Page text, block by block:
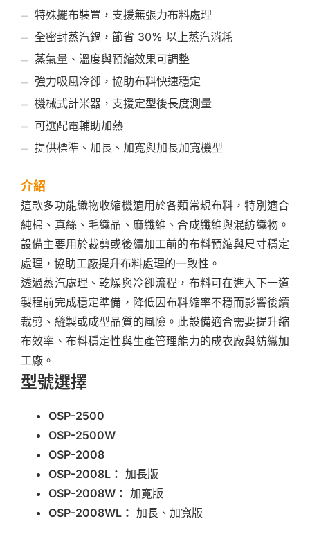
特殊擺布裝置，支援無張力布料處理
全密封蒸汽鍋，節省 30% 以上蒸汽消耗
蒸氣量、溫度與預縮效果可調整
強力吸風冷卻，協助布料快速穩定
機械式計米器，支援定型後長度測量
可選配電輔助加熱
提供標準、加長、加寬與加長加寬機型
介紹
這款多功能織物收縮機適用於各類常規布料，特別適合
純棉、真絲、毛織品、麻纖維、合成纖維與混紡織物。
設備主要用於裁剪或後續加工前的布料預縮與尺寸穩定
處理，協助工廠提升布料處理的一致性。
透過蒸汽處理、乾燥與冷卻流程，布料可在進入下一道
製程前完成穩定準備，降低因布料縮率不穩而影響後續
裁剪、縫製或成型品質的風險。此設備適合需要提升縮
布效率、布料穩定性與生產管理能力的成衣廠與紡織加
工廠。
型號選擇
OSP-2500
OSP-2500W
OSP-2008
OSP-2008L： 加長版
OSP-2008W： 加寬版
OSP-2008WL： 加長、加寬版